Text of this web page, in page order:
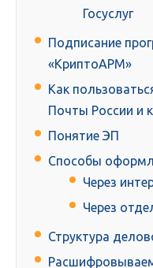
Госуслуг
Подписание
«КриптоАРМ»
Как
Почты России и
Понятие ЭП
Способы
Через
Через
Структура